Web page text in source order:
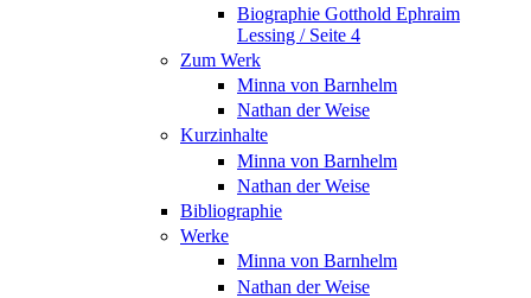
Biographie Gotthold Ephraim
Lessing / Seite 4
Zum Werk
Minna von Barnhelm
Nathan der Weise
Kurzinhalte
Minna von Barnhelm
Nathan der Weise
Bibliographie
Werke
Minna von Barnhelm
Nathan der Weise